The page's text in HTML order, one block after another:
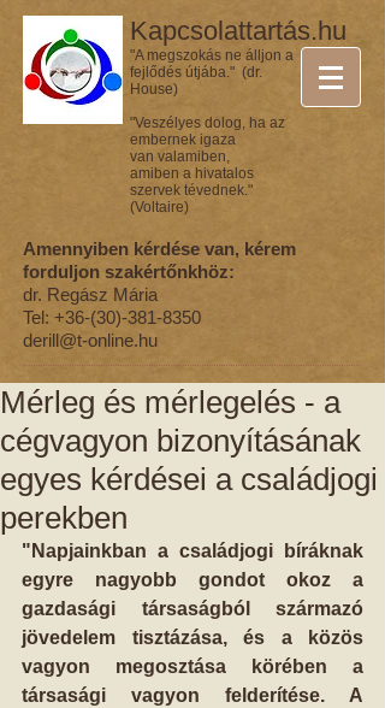
Kapcsolattartás.hu
"A megszokás ne álljon a
fejlődés útjába." (dr.
House)
"Veszélyes dolog, ha az
embernek igaza
van valamiben,
amiben a hivatalos
szervek tévednek."
(Voltaire)
Amennyiben kérdése van, kérem
forduljon szakértőnkhöz:
dr. Regász Mária
Tel: +36-(30)-381-8350
derill@t-online.hu
Mérleg és mérlegelés - a
cégvagyon bizonyításának
egyes kérdései a családjogi
perekben
"Napjainkban a családjogi bíráknak
egyre nagyobb gondot okoz a
gazdasági társaságból származó
jövedelem tisztázása, és a közös
vagyon megosztása körében a
társasági vagyon felderítése. A